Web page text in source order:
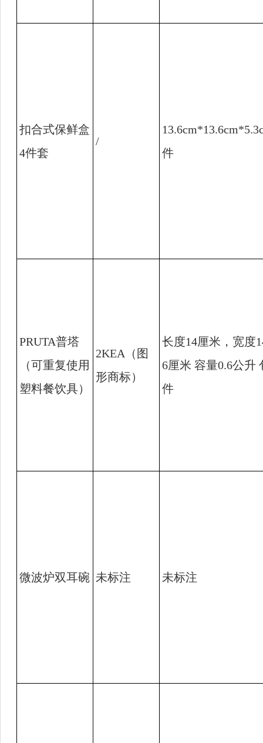
扣合式保鲜盒
4件套
/
件
PRUTA普塔
（可重复使用
塑料餐饮具）
2KEA （图
形商标）
长度14厘米，宽度
6厘米 容量0.6公升
件
微波炉双耳碗 未标注 未标注